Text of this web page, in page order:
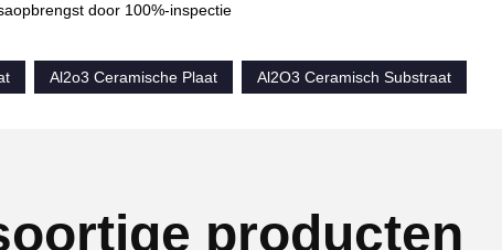
door 100%-inspectie
Al2o3 Ceramische Plaat Al2O3 Ceramisch Substraat
producten